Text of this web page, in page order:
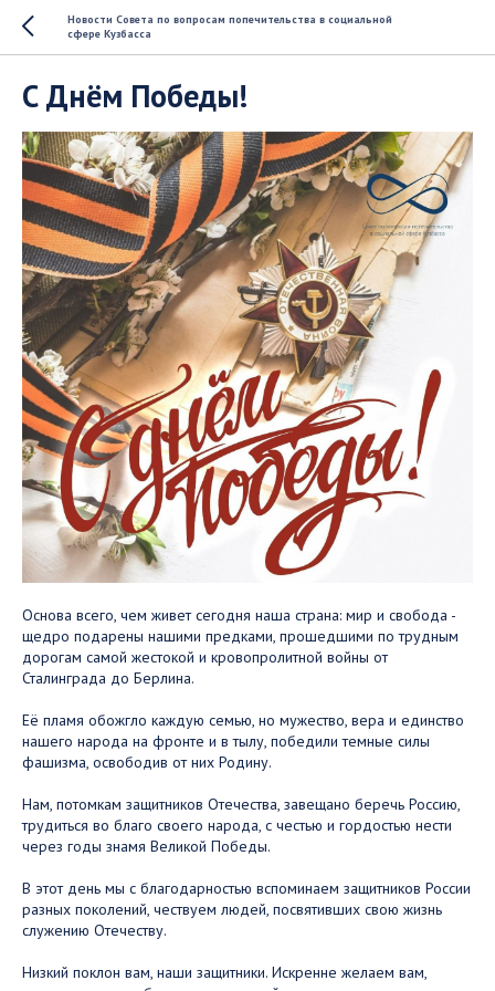
Новости Совета по вопросам попечительства в социальной
сфере Кузбасса
С Днём Победы!
Основа всего, чем живет сегодня наша страна: мир и свобода -
щедро подарены нашими предками, прошедшими по трудным
дорогам самой жестокой и кровопролитной войны от
Сталинграда до Берлина.
Её пламя обожгло каждую семью, но мужество, вера и единство
нашего народа на фронте и в тылу, победили темные силы
фашизма, освободив от них Родину.
Нам, потомкам защитников Отечества, завещано беречь Россию,
трудиться во благо своего народа, с честью и гордостью нести
через годы знамя Великой Победы.
В этот день мы с благодарностью вспоминаем защитников России
разных поколений, чествуем людей, посвятивших свою жизнь
служению Отечеству.
Низкий поклон вам, наши защитники. Искренне желаем вам,